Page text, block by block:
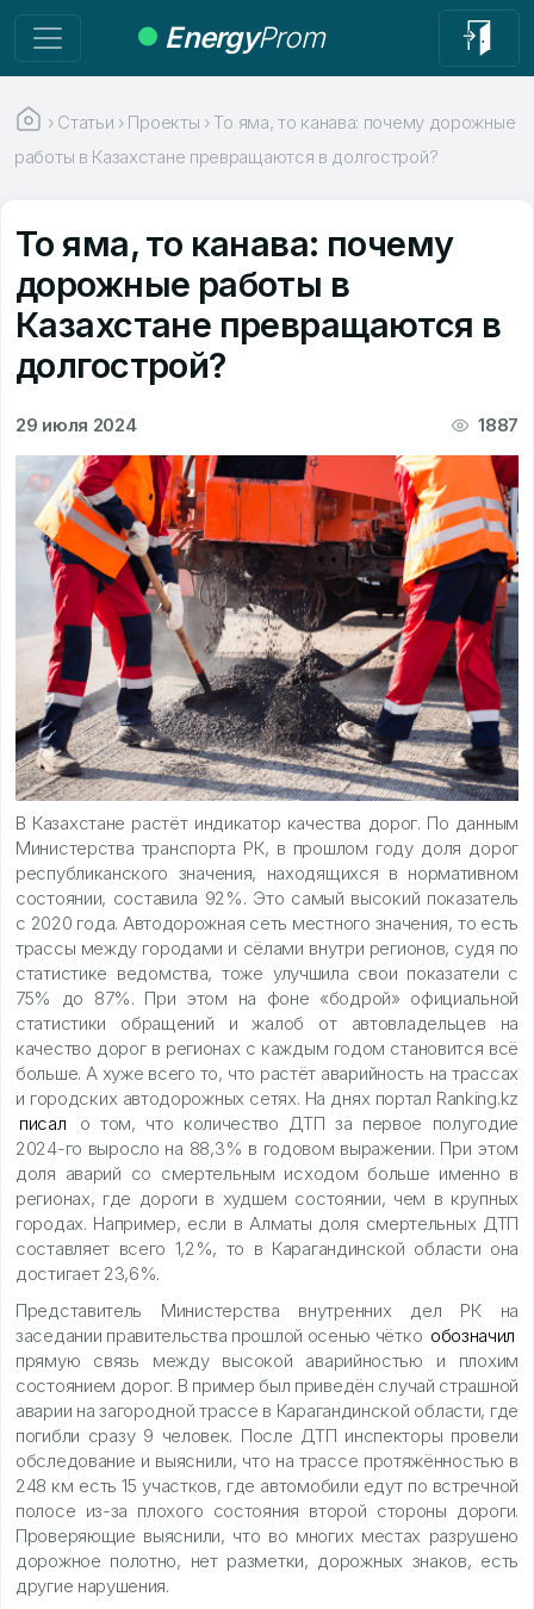
EnergyProm
› Статьи › Проекты ›То яма, то канава: почему дорожные
работы в Казахстане превращаются в долгострой?
То яма, то канава: почему
дорожные работы в
Казахстане превращаются в
долгострой?
29 июля 2024 1887
В Казахстане растёт индикатор качества дорог. По данным
Министерства транспорта РК, в прошлом году доля дорог
республиканского значения, находящихся в нормативном
состоянии, составила 92%. Это самый высокий показатель
с 2020 года. Автодорожная сеть местного значения, то есть
трассы между городами и сёлами внутри регионов, судя по
статистике ведомства, тоже улучшила свои показатели с
75% до 87%. При этом на фоне «бодрой» официальной
статистики обращений и жалоб от автовладельцев на
качество дорог в регионах с каждым годом становится всё
больше. А хуже всего то, что растёт аварийность на трассах
и городских автодорожных сетях. На днях портал Ranking.kz
писал
о том, что количество ДТП за первое полугодие
2024-го выросло на 88,3% в годовом выражении. При этом
доля аварий со смертельным исходом больше именно в
регионах, где дороги в худшем состоянии, чем в крупных
городах. Например, если в Алматы доля смертельных ДТП
составляет всего 1,2%, то в Карагандинской области она
достигает 23,6%.
Представитель Министерства внутренних дел РК на
заседании правительства прошлой осенью чётко обозначил
прямую связь между высокой аварийностью и плохим
состоянием дорог. В пример был приведён случай страшной
аварии на загородной трассе в Карагандинской области, где
погибли сразу 9 человек. После ДТП инспекторы провели
обследование и выяснили, что на трассе протяжённостью в
248 км есть 15 участков, где автомобили едут по встречной
полосе из-за плохого состояния второй стороны дороги.
Проверяющие выяснили, что во многих местах разрушено
дорожное полотно, нет разметки, дорожных знаков, есть
другие нарушения.